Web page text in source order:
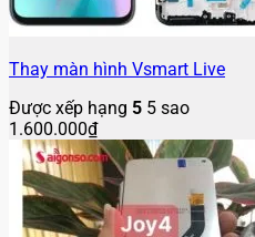
Thay màn hình Vsmart Live
Được xếp hạng 5 5 sao
1.600.000₫